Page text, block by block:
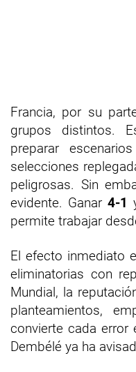
Francia, por su
grupos distintos.
preparar
selecciones
peligrosas. Sin
evidente. Ganar4-1
permite trabajar
El efecto inmediato
eliminatorias con
Mundial, la
planteamientos,
convierte cada error
Dembélé ya ha